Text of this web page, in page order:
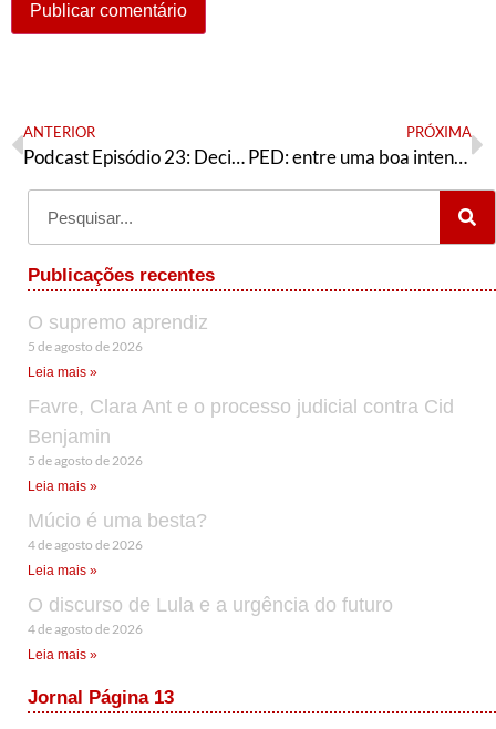
ANTERIOR
Podcast Episódio 23: Decisão no STF, a China, Congresso da CUT e o Congresso do MBL
PRÓXIMA
PED: entre uma boa intenção fracassada e a hipocrisia
Publicações recentes
O supremo aprendiz
5 de agosto de 2026
Leia mais »
Favre, Clara Ant e o processo judicial contra Cid
Benjamin
5 de agosto de 2026
Leia mais »
Múcio é uma besta?
4 de agosto de 2026
Leia mais »
O discurso de Lula e a urgência do futuro
4 de agosto de 2026
Leia mais »
Jornal Página 13